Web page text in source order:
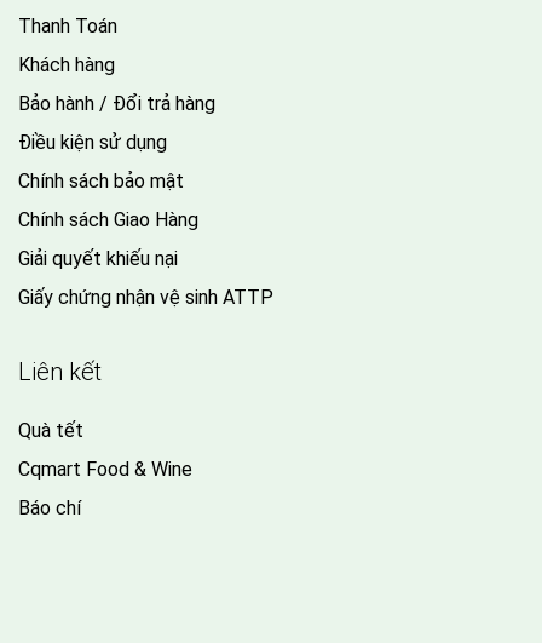
Thanh Toán
Khách hàng
Bảo hành / Đổi trả hàng
Điều kiện sử dụng
Chính sách bảo mật
Chính sách Giao Hàng
Giải quyết khiếu nại
Giấy chứng nhận vệ sinh ATTP
Liên kết
Quà tết
Cqmart Food & Wine
Báo chí